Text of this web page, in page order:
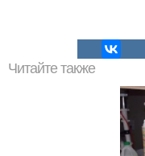
Читайте также